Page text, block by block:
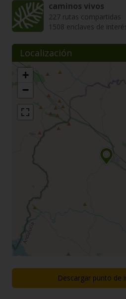
caminos vivos
227 rutas compartidas
1508 enclaves de
Localización
+
−
Descargar punto de